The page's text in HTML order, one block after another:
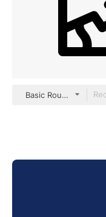
Basic Rounded Lineal